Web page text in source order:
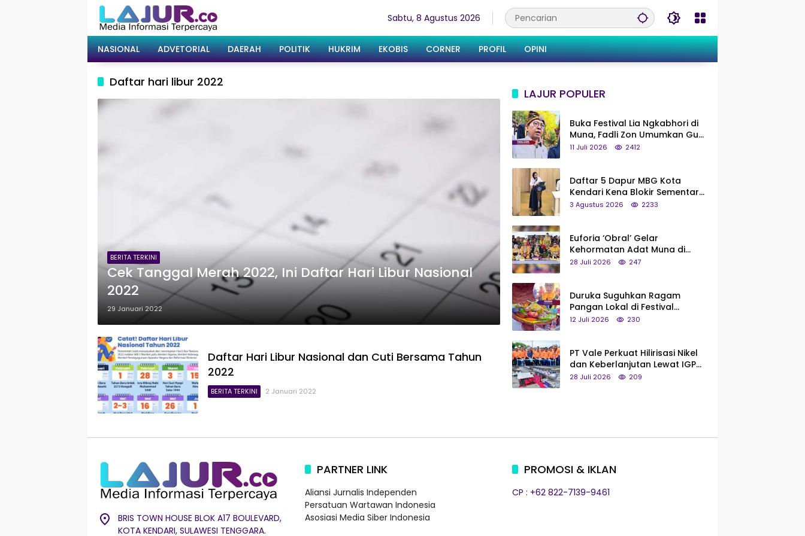
Sabtu, 8 Agustus 2026
NASIONAL ADVETORIAL DAERAH POLITIK HUKRIM EKOBIS CORNER PROFIL OPINI
Daftar hari libur 2022
BERITA TERKINI
​Cek Tanggal Merah 2022, Ini Daftar Hari Libur Nasional
2022
29 Januari 2022
Daftar Hari Libur Nasional dan Cuti Bersama Tahun
2022
BERITA TERKINI 2 Januari 2022
LAJUR POPULER
Buka Festival Lia Ngkabhori di
Muna, Fadli Zon Umumkan Gua
Metanduno Segera Naik Status
11 Juli 2026 2412
Daftar 5 Dapur MBG Kota
Kendari Kena Blokir Sementara
dari Pusat
3 Agustus 2026 2233
Euforia ‘Obral’ Gelar
Kehormatan Adat Muna di
Silaturahmi KKMM, Ridwan Bae:
28 Juli 2026 247
Duruka Suguhkan Ragam
Pangan Lokal di Festival
Liangkobhori, Dari Umbi Rebus
12 Juli 2026 230
PT Vale Perkuat Hilirisasi Nikel
dan Keberlanjutan Lewat IGP
Morowali
28 Juli 2026 209
BRIS TOWN HOUSE BLOK A17 BOULEVARD,
KOTA KENDARI, SULAWESI TENGGARA.
PARTNER LINK
Aliansi Jurnalis Independen
Persatuan Wartawan Indonesia
Asosiasi Media Siber Indonesia
PROMOSI & IKLAN
CP : +62 822-7139-9461